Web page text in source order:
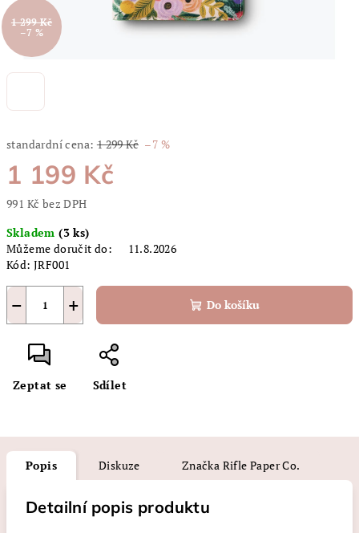
standardní cena: 1 299 Kč –7 %
1 199 Kč
991 Kč bez DPH
cena:
Skladem(3 ks)
Můžeme doručit do:
11.8.2026
Kód: JRF001
+
− Do košíku
Zeptat se Sdílet
1 299 Kč
–7 %
Popis Diskuze Značka Rifle Paper Co.
Detailní popis produktu